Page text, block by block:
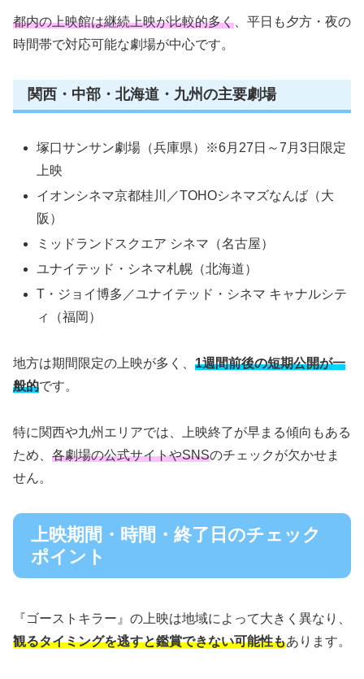
都内の上映館は継続上映が比較的多く 、平日も夕方・夜の
時間帯で対応可能な劇場が中心です。
関西・中部・北海道・九州の主要劇場
塚口サンサン劇場（兵庫県）※6月27日～7月3日限定
上映
イオンシネマ京都桂川／TOHOシネマズなんば（大
阪）
ミッドランドスクエア シネマ（名古屋）
ユナイテッド・シネマ札幌（北海道）
T・ジョイ博多／ユナイテッド・シネマ キャナルシテ
ィ（福岡）
地方は期間限定の上映が多く、 1週間前後の短期公開が一
般的です。
特に関西や九州エリアでは、上映終了が早まる傾向もある
ため、 各劇場の公式サイトやSNSのチェックが欠かせま
せん。
上映期間・時間・終了日のチェック
ポイント
『ゴーストキラー』の上映は地域によって大きく異なり、
観るタイミングを逃すと鑑賞できない可能性もあります。